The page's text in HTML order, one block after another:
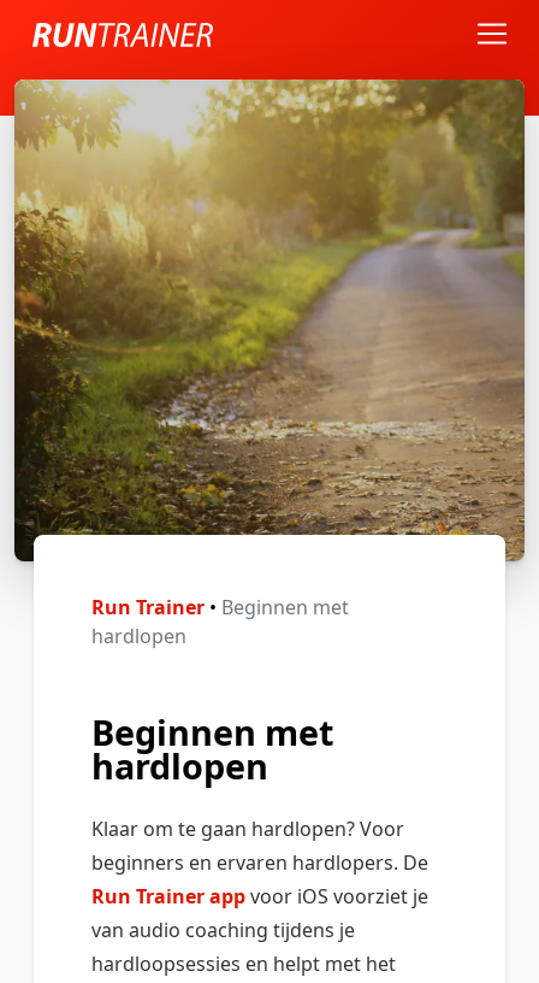
Run Trainer • Beginnen met
hardlopen
Beginnen met
hardlopen
Klaar om te gaan hardlopen? Voor
beginners en ervaren hardlopers. De
Run Trainer appvoor iOS voorziet je
van audio coaching tijdens je
hardloopsessies en helpt met het